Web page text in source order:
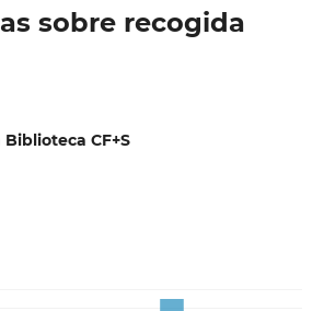
sobre recogida
CF+S